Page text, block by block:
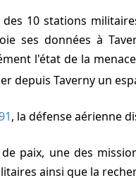
ses données à
l'état de la
depuis Taverny un
, la défense aérienne
ainsi que la